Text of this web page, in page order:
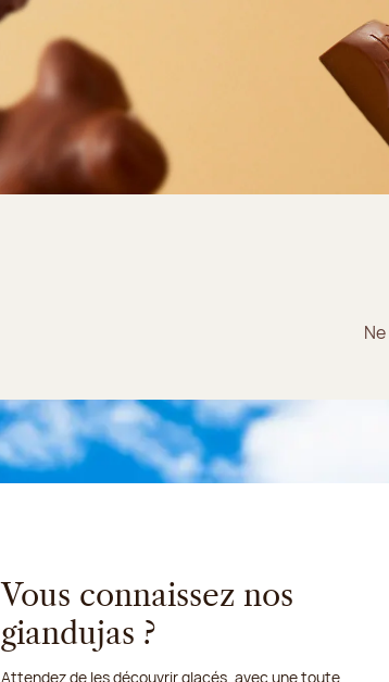
Vous connaissez nos
giandujas ?
Attendez de les découvrir glacés, avec une toute